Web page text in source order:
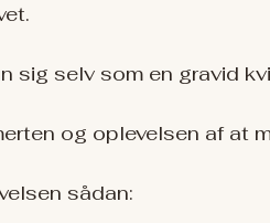
sig selv som en gravid
og oplevelsen af at
sådan: